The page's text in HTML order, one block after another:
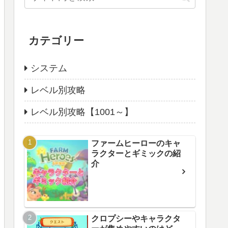
カテゴリー
システム
レベル別攻略
レベル別攻略【1001～】
ファームヒーローのキャ
ラクターとギミックの紹
介
クロプシーやキャラクタ